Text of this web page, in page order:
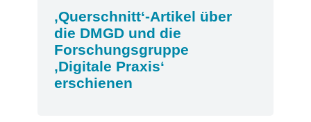
‚Querschnitt‘-Artikel über
die DMGD und die
Forschungsgruppe
‚Digitale Praxis‘
erschienen